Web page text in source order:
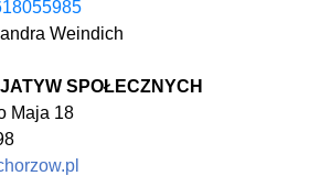
Weindich
SPOŁECZNYCH
Maja 18